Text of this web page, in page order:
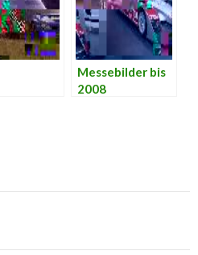
Messebilder bis
2008